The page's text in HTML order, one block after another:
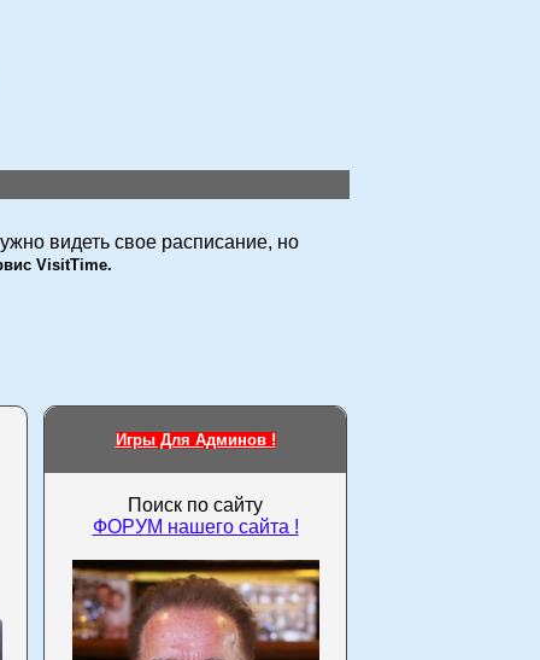
видеть свое расписание, но
VisitTime.
Игры Для Админов !
Поиск по сайту
ФОРУМ нашего сайта !